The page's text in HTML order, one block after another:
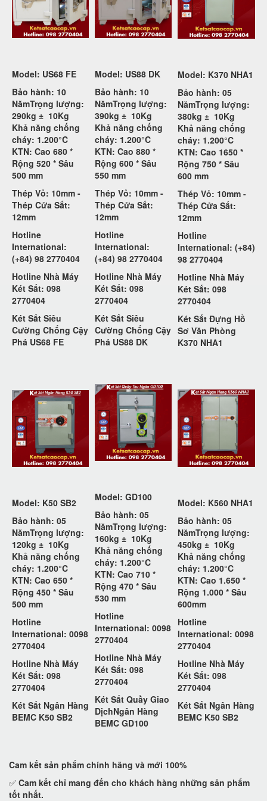
Model: US68 FE
Bảo hành: 10
NămTrọng lượng:
290kg ± 10Kg
Khả năng chống
cháy: 1.200°C
KTN: Cao 680 *
Rộng 520 * Sâu
500 mm
Thép Vỏ: 10mm -
Thép Cửa Sắt:
12mm
Hotline
International:
(+84) 98 2770404
Hotline Nhà Máy
Két Sắt: 098
2770404
Két Sắt Siêu
Cường Chống Cậy
Phá US68 FE
Model: US88 DK
Bảo hành: 10
NămTrọng lượng:
390kg ± 10Kg
Khả năng chống
cháy: 1.200°C
KTN: Cao 880 *
Rộng 600 * Sâu
550 mm
Thép Vỏ: 10mm -
Thép Cửa Sắt:
12mm
Hotline
International:
(+84) 98 2770404
Hotline Nhà Máy
Két Sắt: 098
2770404
Két Sắt Siêu
Cường Chống Cậy
Phá US88 DK
Model: K370 NHA1
Bảo hành: 05
NămTrọng lượng:
380kg ± 10Kg
Khả năng chống
cháy: 1.200°C
KTN: Cao 1650 *
Rộng 750 * Sâu
600 mm
Thép Vỏ: 10mm -
Thép Cửa Sắt:
12mm
Hotline
International: (+84)
98 2770404
Hotline Nhà Máy
Két Sắt: 098
2770404
Két Sắt Đựng Hồ
Sơ Văn Phòng
K370 NHA1
Model: K50 SB2
Bảo hành: 05
NămTrọng lượng:
120kg ± 10Kg
Khả năng chống
cháy: 1.200°C
KTN: Cao 650 *
Rộng 450 * Sâu
500 mm
Hotline
International: 0098
2770404
Hotline Nhà Máy
Két Sắt: 098
2770404
Két Sắt Ngân Hàng
BEMC K50 SB2
Model: GD100
Bảo hành: 05
NămTrọng lượng:
160kg ± 10Kg
Khả năng chống
cháy: 1.200°C
KTN: Cao 710 *
Rộng 470 * Sâu
530 mm
Hotline
International: 0098
2770404
Hotline Nhà Máy
Két Sắt: 098
2770404
Két Sắt Quầy Giao
DịchNgân Hàng
BEMC GD100
Model: K560 NHA1
Bảo hành: 05
NămTrọng lượng:
450kg ± 10Kg
Khả năng chống
cháy: 1.200°C
KTN: Cao 1.650 *
Rộng 1.000 * Sâu
600mm
Hotline
International: 0098
2770404
Hotline Nhà Máy
Két Sắt: 098
2770404
Két Sắt Ngân Hàng
BEMC K50 SB2
Cam kết sản phẩm chính hãng và mới 100%
✅ Cam kết chỉ mang đến cho khách hàng những sản phẩm
tốt nhất.